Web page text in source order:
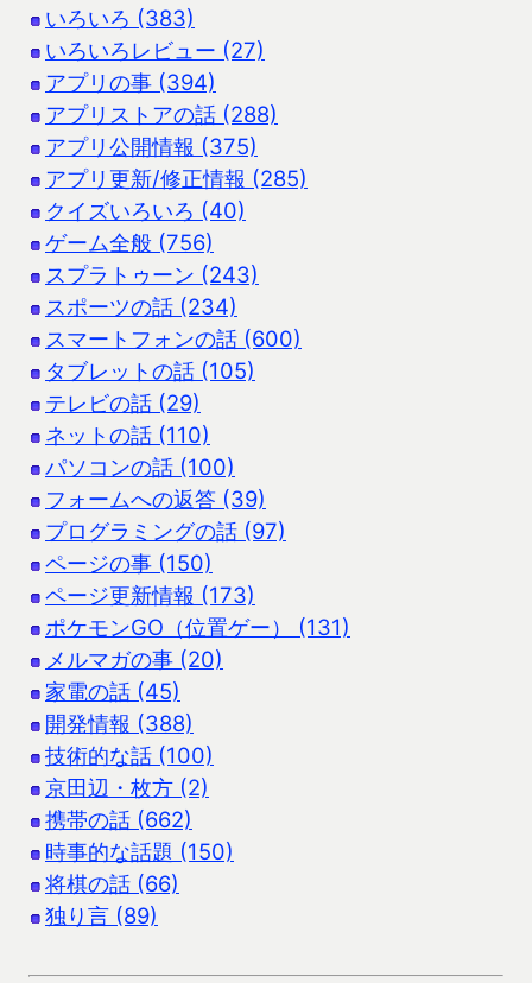
いろいろ (383)
いろいろレビュー (27)
アプリの事 (394)
アプリストアの話 (288)
アプリ公開情報 (375)
アプリ更新/修正情報 (285)
クイズいろいろ (40)
ゲーム全般 (756)
スプラトゥーン (243)
スポーツの話 (234)
スマートフォンの話 (600)
タブレットの話 (105)
テレビの話 (29)
ネットの話 (110)
パソコンの話 (100)
フォームへの返答 (39)
プログラミングの話 (97)
ページの事 (150)
ページ更新情報 (173)
ポケモンGO（位置ゲー） (131)
メルマガの事 (20)
家電の話 (45)
開発情報 (388)
技術的な話 (100)
京田辺・枚方 (2)
携帯の話 (662)
時事的な話題 (150)
将棋の話 (66)
独り言 (89)